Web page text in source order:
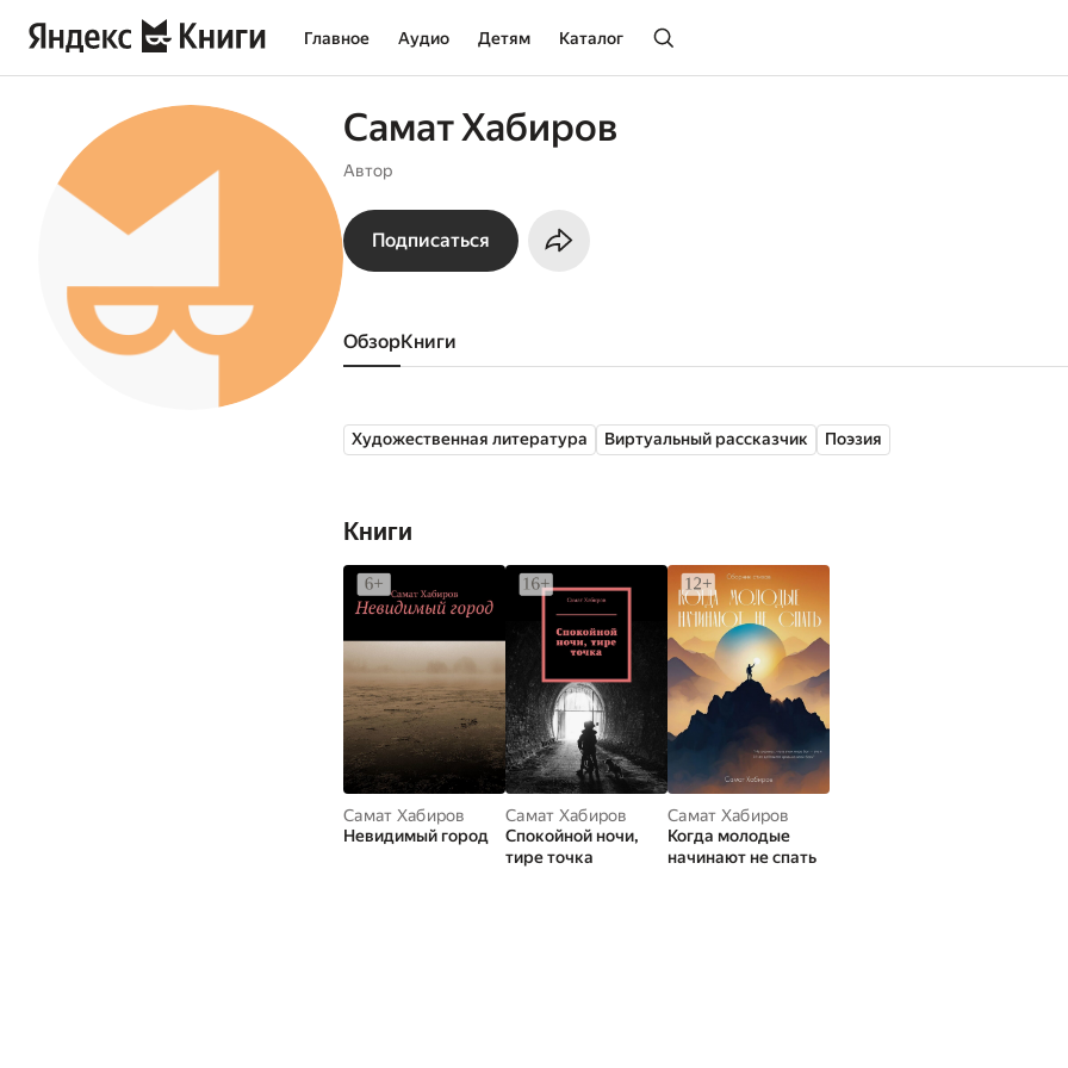
Главное Аудио Детям Каталог
Самат Хабиров
Автор
Подписаться
Обзор книги
Художественная литература Виртуальный рассказчик Поэзия
Книги
Самат Хабиров
Невидимый город
Самат Хабиров
Спокойной ночи,
тире точка
Самат Хабиров
Когда молодые
начинают не спать